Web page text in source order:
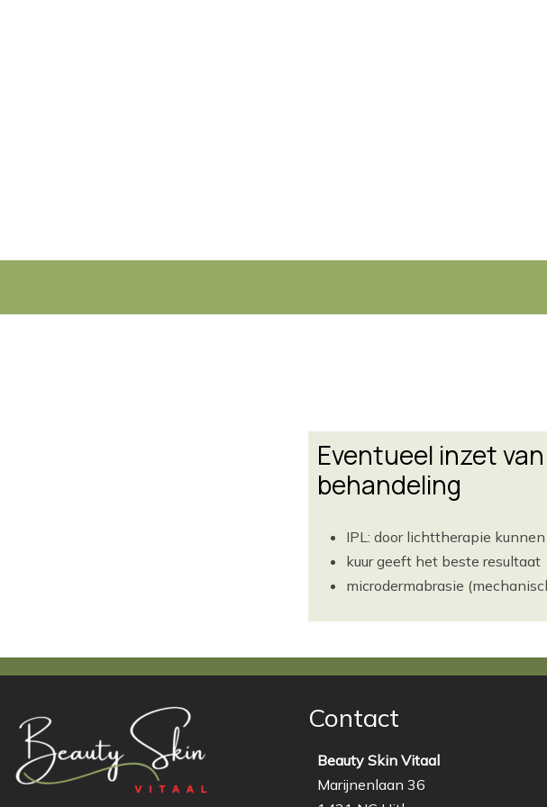
Eventueel inzet
behandeling
IPL: door lichttherapie
kuur geeft het beste resultaat
microdermabrasie
Contact
Beauty Skin Vitaal
Marijnenlaan 36